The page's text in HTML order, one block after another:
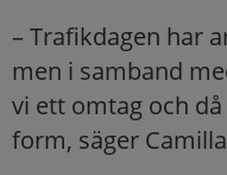
– Trafikdagen har
men i samband
vi ett omtag och
form, säger